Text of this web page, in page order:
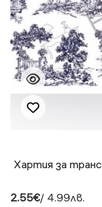
Хартия за
2.55€/ 4.99лв.